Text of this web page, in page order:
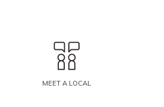
MEET A LOCAL